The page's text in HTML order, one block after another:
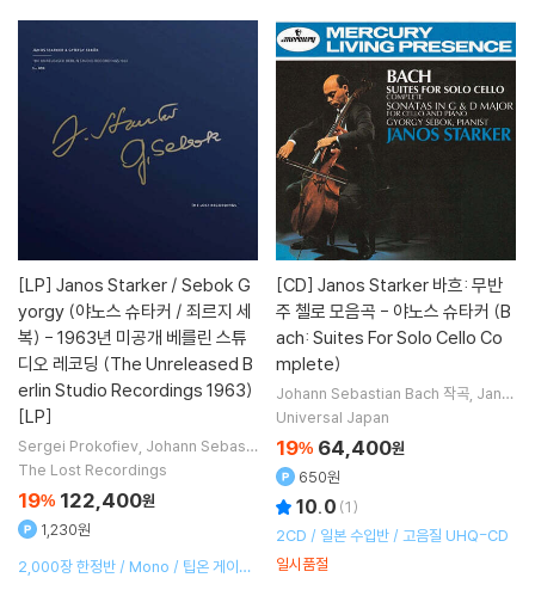
[LP] Janos Starker / Sebok G
yorgy (야노스 슈타커 / 죄르지 세
복) - 1963년 미공개 베를린 스튜
디오 레코딩 (The Unreleased B
erlin Studio Recordings 1963)
[LP]
Sergei Prokofiev Johann Sebasti
an Bach작곡 Janos Starker
The Lost Recordings
19% 122,400원
1,230원
2,000장 한정반 / Mono / 팁온 게이트
[CD] Janos Starker 바흐: 무반
주 첼로 모음곡 - 야노스 슈타커 (B
ach: Suites For Solo Cello Co
mplete)
Johann Sebastian Bach 작곡 Jano
s Starker연주
Universal Japan
19% 64,400원
650원
10.0 (1)
2CD / 일본 수입반 / 고음질 UHQ-CD
일시품절